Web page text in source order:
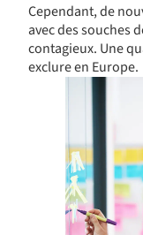
Cependant, de
avec des souches
contagieux. Une
exclure en Europe.